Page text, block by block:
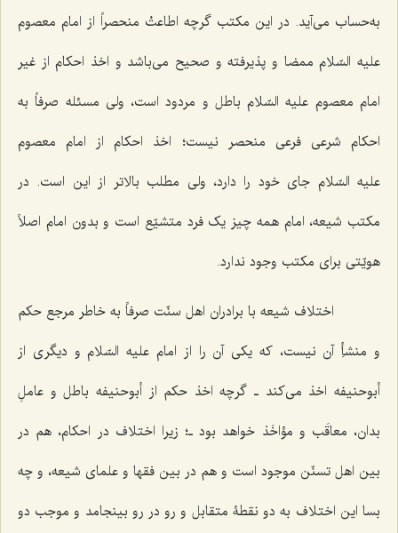
به‌حساب می‌آید. در این مکتب گرچه اطاعتْ منحصراً از امام معصوم
علیه السّلام ممضا و پذیرفته و صحیح می‌باشد و اخذ احکام از غیر
امام معصوم علیه السّلام باطل و مردود است، ولی مسئله صرفاً به
احکام شرعی فرعی منحصر نیست؛ اخذ احکام از امام معصوم
علیه السّلام جای خود را دارد، ولی مطلب بالاتر از این است. در
مکتب شیعه، امام همه چیز یک فرد متشیّع است و بدون امام اصلاً
هویّتی برای مکتب وجود ندارد.
اختلاف شیعه با برادران اهل سنّت صرفاً به خاطر مرجع حکم
و منشأِ آن نیست، که یکی آن را از امام علیه السّلام و دیگری از
أبوحنیفه اخذ می‌کند ـ گرچه اخذ حکم از أبوحنیفه باطل و عاملِ
بدان، معاقَب و مؤاخَذ خواهد بود ـ؛ زیرا اختلاف در احکام، هم در
بین اهل تسنّن موجود است و هم در بین فقها و علمای‌ شیعه، و چه
بسا این اختلاف به دو نقطۀ متقابل و رو در رو بینجامد و موجب دو